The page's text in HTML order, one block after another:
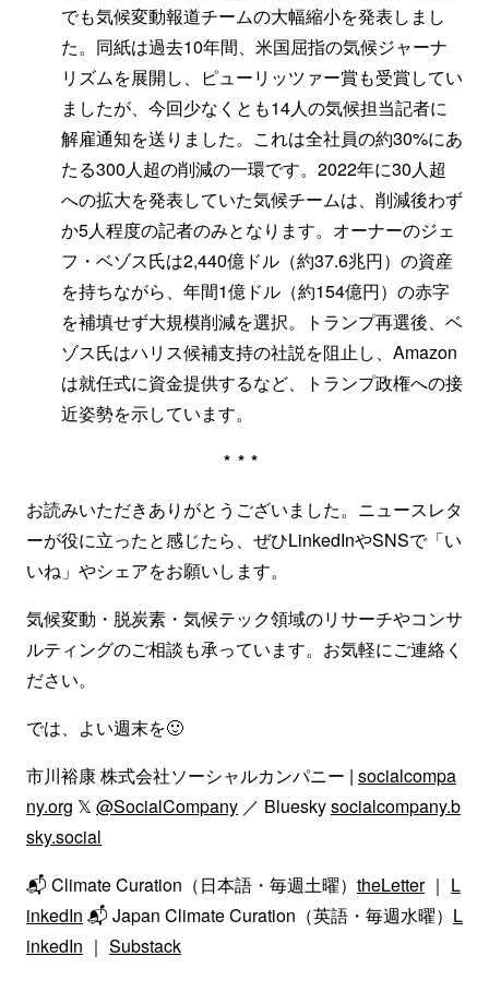
でも気候変動報道チームの大幅縮小を発表しまし
た。同紙は過去10年間、米国屈指の気候ジャーナ
リズムを展開し、ピューリッツァー賞も受賞してい
ましたが、今回少なくとも14人の気候担当記者に
解雇通知を送りました。これは全社員の約30%にあ
たる300人超の削減の一環です。2022年に30人超
への拡大を発表していた気候チームは、削減後わず
か5人程度の記者のみとなります。オーナーのジェ
フ・ベゾス氏は2,440億ドル（約37.6兆円）の資産
を持ちながら、年間1億ドル（約154億円）の赤字
を補填せず大規模削減を選択。トランプ再選後、ベ
ゾス氏はハリス候補支持の社説を阻止し、Amazon
は就任式に資金提供するなど、トランプ政権への接
近姿勢を示しています。
***
お読みいただきありがとうございました。ニュースレタ
ーが役に立ったと感じたら、ぜひLinkedInやSNSで「い
いね」やシェアをお願いします。
気候変動・脱炭素・気候テック領域のリサーチやコンサ
ルティングのご相談も承っています。お気軽にご連絡く
ださい。
では、よい週末を🙂
市川裕康 株式会社ソーシャルカンパニー | socialcompa
ny.org 𝕏 @SocialCompany ／ Blueskysocialcompany.b
sky.social
📬 Climate Curation（日本語・毎週土曜） theLetter｜ L
inkedIn 📬 Japan Climate Curation（英語・毎週水曜） L
inkedIn ｜ Substack